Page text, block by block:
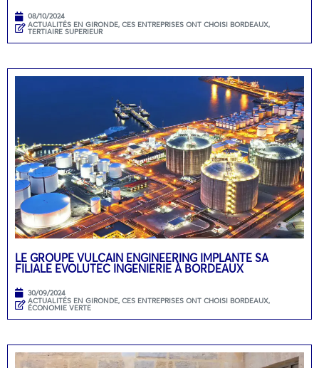
08/10/2024
ACTUALITÉS EN GIRONDE, CES ENTREPRISES ONT CHOISI BORDEAUX,
TERTIAIRE SUPERIEUR
LE GROUPE VULCAIN ENGINEERING IMPLANTE SA
FILIALE EVOLUTEC INGENIERIE À BORDEAUX
30/09/2024
ACTUALITÉS EN GIRONDE, CES ENTREPRISES ONT CHOISI BORDEAUX,
ÉCONOMIE VERTE